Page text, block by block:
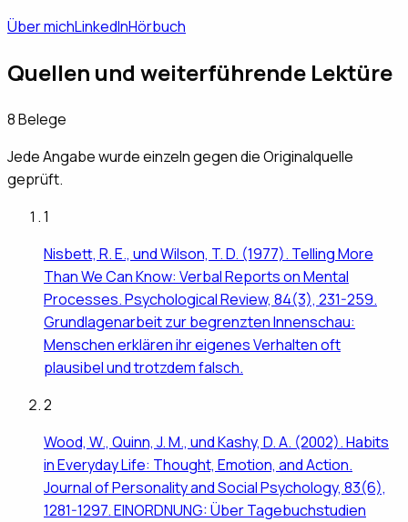
Über michLinkedInHörbuch
Quellen und weiterführende Lektüre
8Belege
Jede Angabe wurde einzeln gegen die Originalquelle
geprüft.
1
Nisbett, R. E., und Wilson, T. D. (1977). Telling More
Than We Can Know: Verbal Reports on Mental
Processes. Psychological Review, 84(3), 231-259.
Grundlagenarbeit zur begrenzten Innenschau:
Menschen erklären ihr eigenes Verhalten oft
plausibel und trotzdem falsch.
2
Wood, W., Quinn, J. M., und Kashy, D. A. (2002). Habits
in Everyday Life: Thought, Emotion, and Action.
Journal of Personality and Social Psychology, 83(6),
1281-1297. EINORDNUNG: Über Tagebuchstudien